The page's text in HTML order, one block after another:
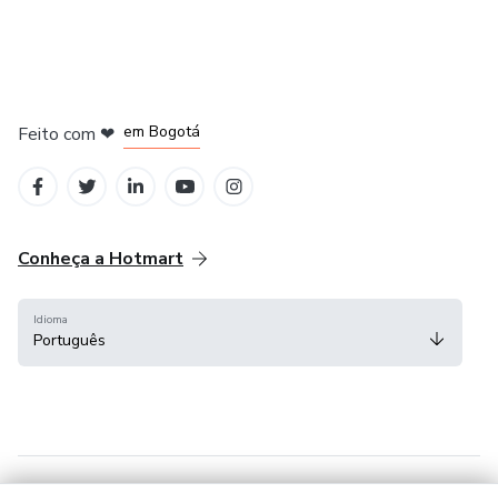
Feito com ❤ em Bogotá
Conheça a Hotmart
Idioma
Português